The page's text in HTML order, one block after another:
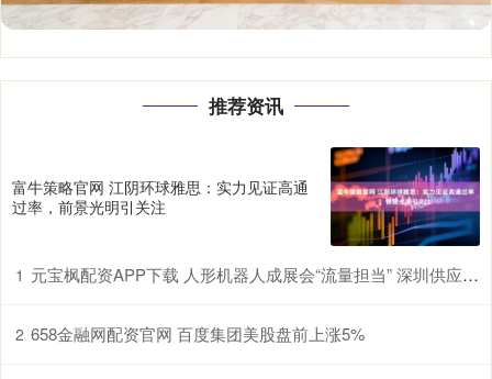
推荐资讯
富牛策略官网 江阴环球雅思：实力见证高通
过率，前景光明引关注
1 元宝枫配资APP下载 人形机器人成展会“流量担当” 深圳供应链赋能具身智能产业升级
2 658金融网配资官网 百度集团美股盘前上涨5%